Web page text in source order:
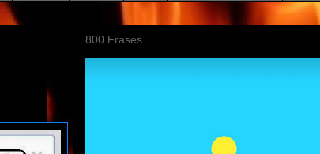
800 Frases